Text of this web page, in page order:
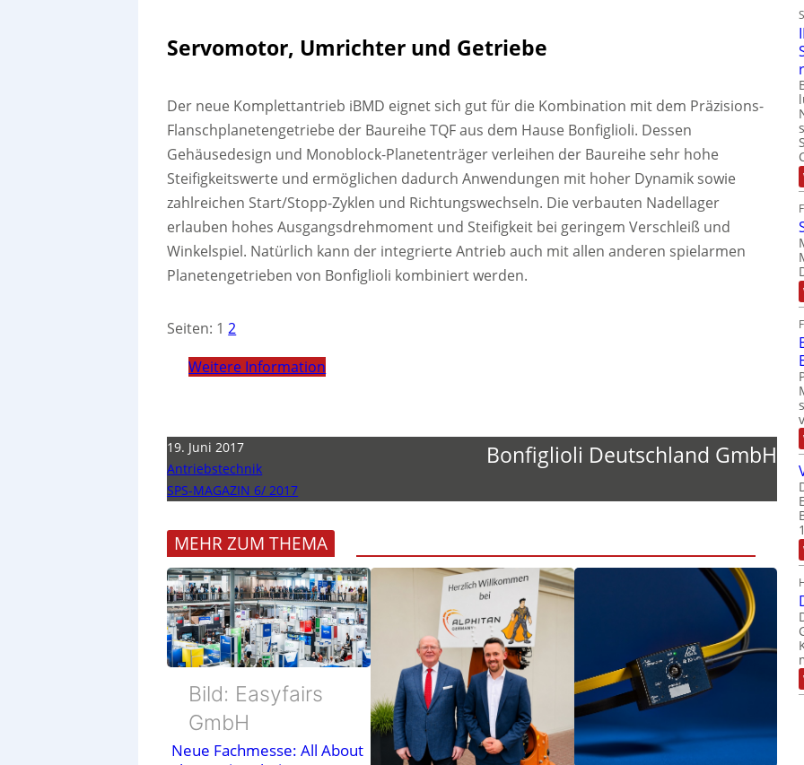
Servomotor, Umrichter und Getriebe
Der neue Komplettantrieb iBMD eignet sich gut für die Kombination mit dem Präzisions-
Flanschplanetengetriebe der Baureihe TQF aus dem Hause Bonfiglioli. Dessen
Gehäusedesign und Monoblock-Planetenträger verleihen der Baureihe sehr hohe
Steifigkeitswerte und ermöglichen dadurch Anwendungen mit hoher Dynamik sowie
zahlreichen Start/Stopp-Zyklen und Richtungswechseln. Die verbauten Nadellager
erlauben hohes Ausgangsdrehmoment und Steifigkeit bei geringem Verschleiß und
Winkelspiel. Natürlich kann der integrierte Antrieb auch mit allen anderen spielarmen
Planetengetrieben von Bonfiglioli kombiniert werden.
Seiten: 1 2
Weitere Information
19. Juni 2017
Antriebstechnik
SPS-MAGAZIN 6/ 2017
Bonfiglioli Deutschland GmbH
MEHR ZUM THEMA
Bild: Easyfairs
GmbH
Neue Fachmesse: All About